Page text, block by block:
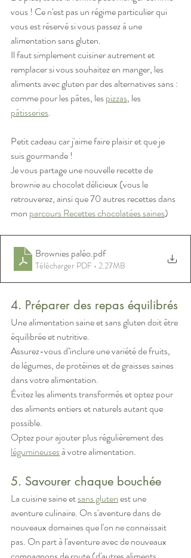
vous ! Ce n'est pas un régime particulier qui
vous est réservé si vous passez à une
alimentation sans gluten.
Il faut simplement cuisiner autrement et
remplacer si vous souhaitez en manger, les
aliments avec gluten par des alternatives sans :
comme pour les pâtes, les pizzas, les
pâtisseries.
Petit cadeau car j'aime faire plaisir et que je
suis gourmande !
Je vous partage une nouvelle recette de
brownie au chocolat délicieux (vous le
retrouverez, ainsi que 70 autres recettes dans
mon parcours Recettes chocolatées saines)
Brownies paléo.pdf
Télécharger PDF • 2.27MB
4. Préparer des repas équilibrés
Une alimentation saine et sans gluten doit être
équilibrée et nutritive.
Assurez-vous d’inclure une variété de fruits,
de légumes, de protéines et de graisses saines
dans votre alimentation.
Évitez les aliments transformés et optez pour
des aliments entiers et naturels autant que
possible.
Optez pour ajouter plus régulièrement des
légumineuses à votre alimentation.
5. Savourer chaque bouchée
La cuisine saine et sans gluten est une
aventure culinaire. On s'aventure dans de
nouveaux domaines que l'on ne connaissait
pas. On part à l'aventure avec de nouveaux